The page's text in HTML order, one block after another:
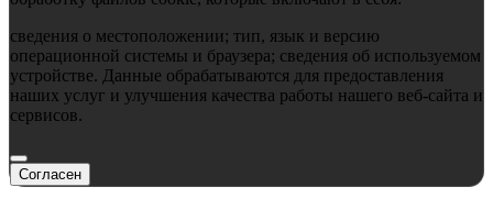
сведения о местоположении; тип, язык и версию
операционной системы и браузера; сведения об используемом
устройстве. Данные обрабатываются для предоставления
наших услуг и улучшения качества работы нашего веб-сайта и
сервисов.
Согласен